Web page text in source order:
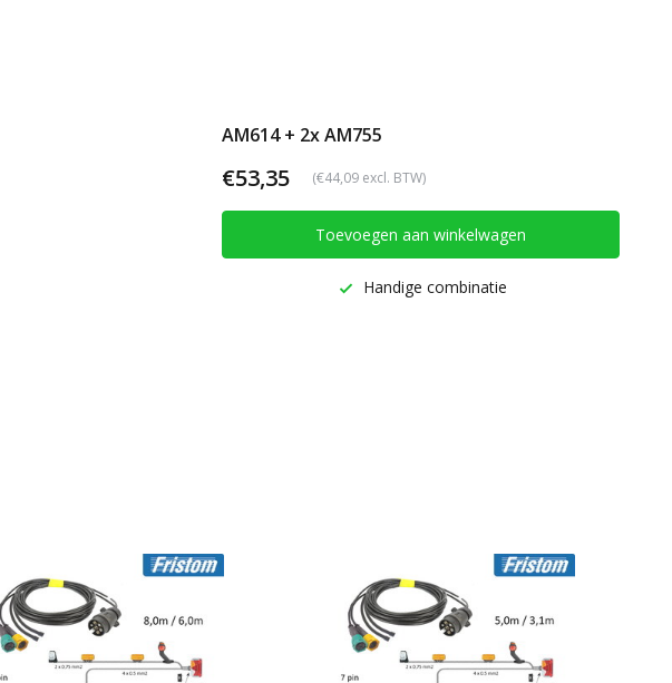
AM614 + 2x AM755
€53,35 (€44,09 excl. BTW)
Toevoegen aan winkelwagen
Handige combinatie